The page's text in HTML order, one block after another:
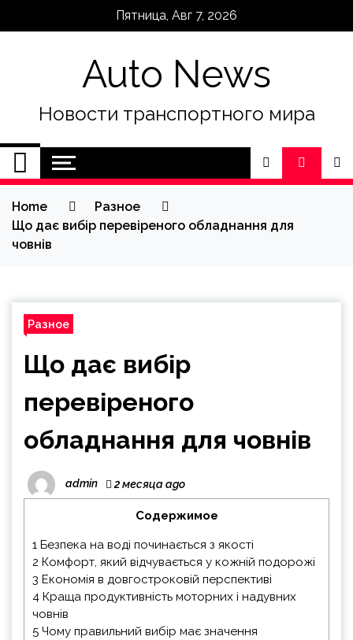
Пятница, Авг 7, 2026
Auto News
Новости транспортного мира
Home
Разное
Що дає вибір перевіреного обладнання для
човнів
Разное
Що дає вибір
перевіреного
обладнання для човнів
admin 2 месяца ago
Содержимое
1 Безпека на воді починається з якості
2 Комфорт, який відчувається у кожній подорожі
3 Економія в довгостроковій перспективі
4 Краща продуктивність моторних і надувних
човнів
5 Чому правильний вибір має значення